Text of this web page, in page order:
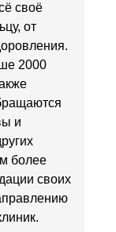
своё
от
2000
и
более
своих